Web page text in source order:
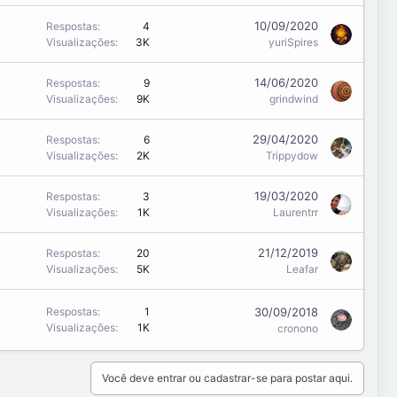
Respostas
4
Visualizações
3K
10/09/2020
yuriSpires
Respostas
9
Visualizações
9K
14/06/2020
grindwind
Respostas
6
Visualizações
2K
29/04/2020
Trippydow
Respostas
3
Visualizações
1K
19/03/2020
Laurentrr
Respostas
20
Visualizações
5K
21/12/2019
Leafar
Respostas
1
Visualizações
1K
30/09/2018
cronono
Você deve entrar ou cadastrar-se para postar aqui.